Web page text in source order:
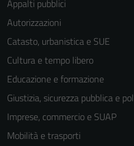
Appalti pubblici
Autorizzazioni
Catasto, urbanistica e SUE
Cultura e tempo libero
Educazione e formazione
Giustizia, sicurezza pubblica e
Imprese, commercio e SUAP
Mobilità e trasporti